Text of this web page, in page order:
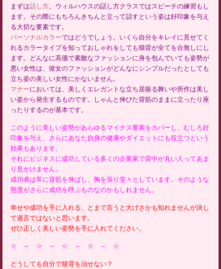
まずは話し方。ウィルハウスの話し方クラスではスピーチの練習もし
ます。その際にもちろんきちんと立って話すという姿は好印象を与え
る大切な要素です。
パーソナルカラーではどうでしょう。いくら自分をキレイに見せてく
れるカラータイプを知っておしゃれをしても猫背が全てを台無しにし
ます。どんなに高価で素敵なファッションに身を包んでいても姿勢が
悪い女性は、彼女のファッションがどんなにシンプルだったとしても
立ち姿の美しい女性にかないません。
マナーにおいては、美しくエレガントな立ち居振る舞いや所作は美し
い姿から発生するものです。しゃんと伸びた背筋のままに立ったり座
ったりするのが基本です。
このように美しい姿勢があらゆるマイナス要素をカバーし、むしろ好
印象を与え、さらにあなた自身の健康やダイエットにも役立つという
効果もあります。
それにビジネスに成功している多くの企業家で背中が丸い人ってあま
り見かけません。
成功者は常に背筋を伸ばし、胸を張り堂々としています。そのような
態度がさらに成功を呼ぶものなのかもしれません。
幸せや成功を手に入れる、とまで言うと大げさかも知れませんが決し
て過言ではないと思います。
ぜひ正しく美しい姿勢を手に入れてください。
☆ ～ ☆ ～ ☆ ～ ☆ ～ ☆
どうしても自分で猫背を治せない？